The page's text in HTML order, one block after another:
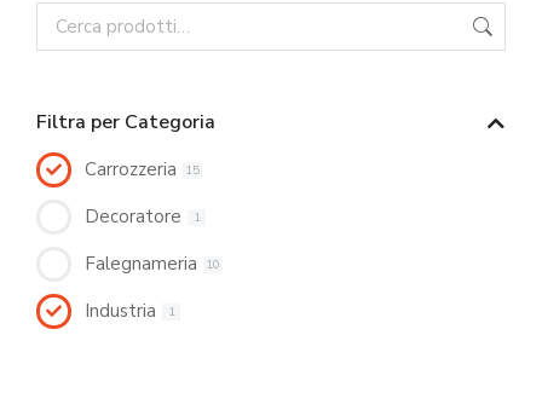
Filtra per Categoria
Carrozzeria 15
Decoratore 1
Falegnameria 10
Industria 1